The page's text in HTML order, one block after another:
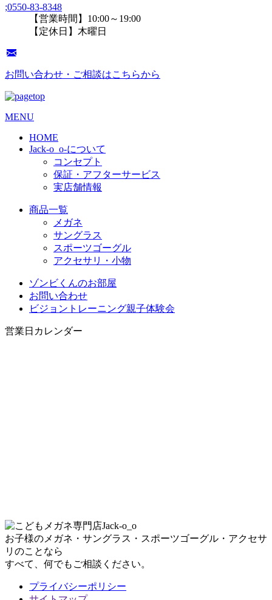
;0550-83-8348
【営業時間】10:00～19:00
【定休日】木曜日
お問い合わせ・ご相談はこちらから
MENU
HOME
Jack-o_o-について
コンセプト
保証・アフターサービス
実店舗情報
商品一覧
メガネ
サングラス
スポーツゴーグル
アクセサリ・小物
ゾンビくんのお部屋
お問い合わせ
ビジョントレーニング親子体験会
営業日カレンダー
お子様のメガネ・サングラス・スポーツゴーグル・アクセサ
リのことなら
すべて、何でもご相談ください。
プライバシーポリシー